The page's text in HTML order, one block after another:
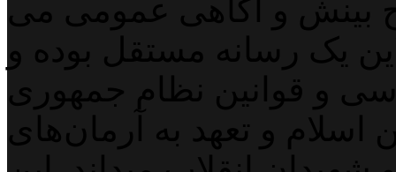
بینش و آگاهی عمومی می
یک رسانه مستقل بوده و
و قوانین نظام جمهوری
و تعهد به آرمان‌های